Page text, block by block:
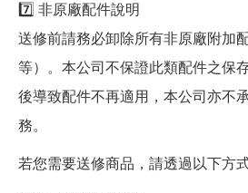
7️⃣ 非原廠配件說明
送修前請務必卸除所有非原廠附加
等）。本公司不保證此類配件之保
後導致配件不再適用，本公司亦不
務。
若您需要送修商品，請透過以下方